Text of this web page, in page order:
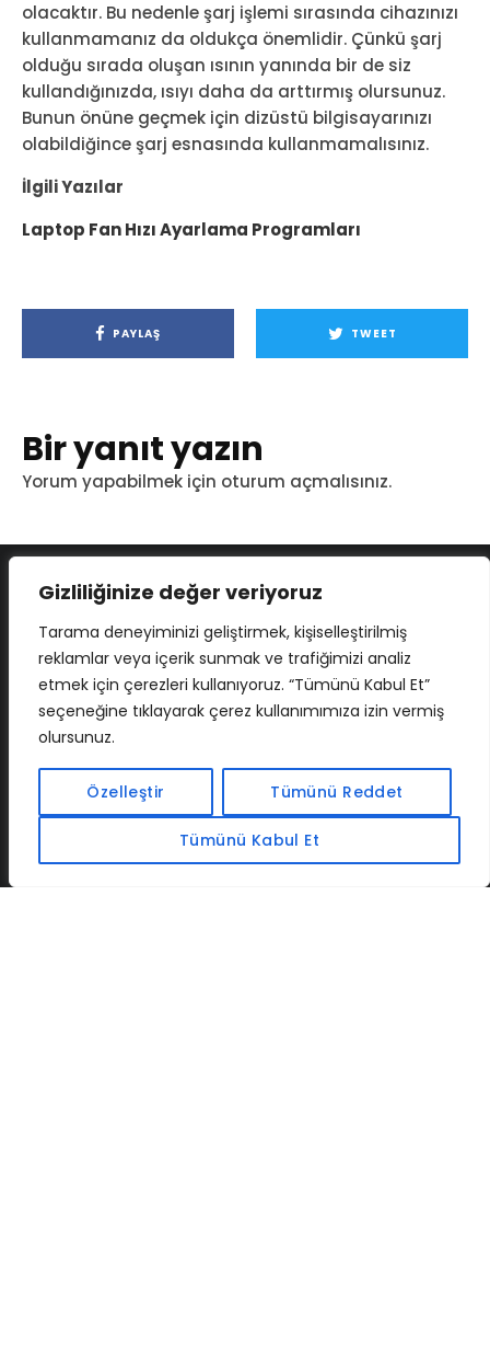
Gizliliğinize değer veriyoruz
Tarama deneyiminizi geliştirmek, kişiselleştirilmiş
reklamlar veya içerik sunmak ve trafiğimizi analiz
etmek için çerezleri kullanıyoruz. “Tümünü Kabul Et”
seçeneğine tıklayarak çerez kullanımımıza izin vermiş
olursunuz.
Özelleştir Tümünü Reddet
Tümünü Kabul Et
olacaktır. Bu nedenle şarj işlemi sırasında cihazınızı
kullanmamanız da oldukça önemlidir. Çünkü şarj
olduğu sırada oluşan ısının yanında bir de siz
kullandığınızda, ısıyı daha da arttırmış olursunuz.
Bunun önüne geçmek için dizüstü bilgisayarınızı
olabildiğince şarj esnasında kullanmamalısınız.
İlgili Yazılar
Laptop Fan Hızı Ayarlama Programları
PAYLAŞ TWEET
Bir yanıt yazın
Yorum yapabilmek için oturum açmalısınız.
İLETIŞIM BAF CADSOFTUSA MAXIMUMPCGUIDES